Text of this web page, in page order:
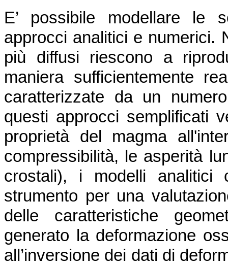
E’ possibile modellare le
approcci analitici e numerici.
più diffusi riescono a
maniera sufficientemente
caratterizzate da un
questi approcci semplificati
proprietà del magma
compressibilità, le asperità
crostali), i modelli analitici
strumento per una
delle caratteristiche
generato la deformazione
all’inversione dei dati di